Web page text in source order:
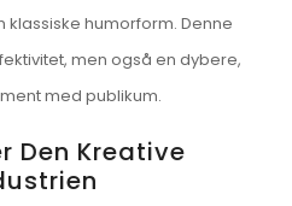
humorform. Denne
men også en dybere,
med publikum.
Den Kreative